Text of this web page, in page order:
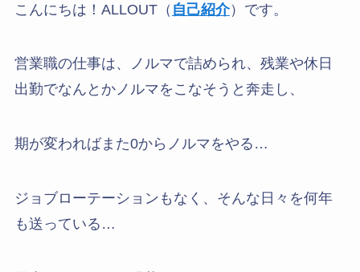
こんにちは！ALLOUT（ 自己紹介）です。
営業職の仕事は、ノルマで詰められ、残業や休日
出勤でなんとかノルマをこなそうと奔走し、
期が変わればまた0からノルマをやる…
ジョブローテーションもなく、そんな日々を何年
も送っている…